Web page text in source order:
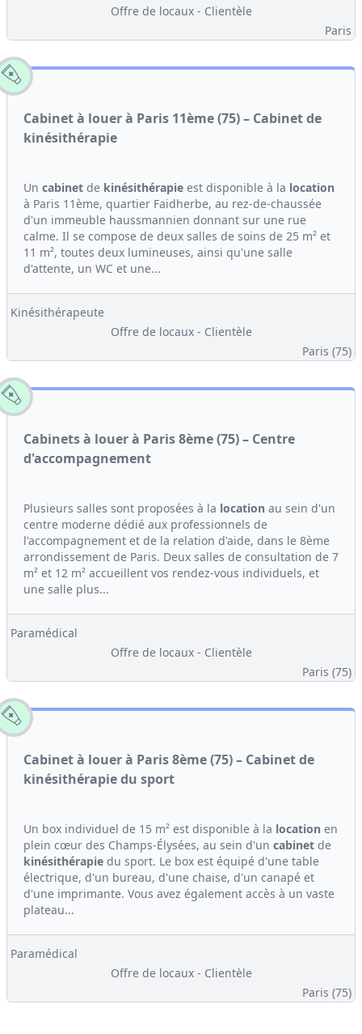
Offre de locaux - Clientèle
Paris
Cabinet à louer à Paris 11ème (75) – Cabinet de
kinésithérapie
Un cabinet de kinésithérapie est disponible à la location
à Paris 11ème, quartier Faidherbe, au rez-de-chaussée
d'un immeuble haussmannien donnant sur une rue
calme. Il se compose de deux salles de soins de 25 m² et
11 m², toutes deux lumineuses, ainsi qu'une salle
d'attente, un WC et une...
Kinésithérapeute
Offre de locaux - Clientèle
Paris (75)
Cabinets à louer à Paris 8ème (75) – Centre
d'accompagnement
Plusieurs salles sont proposées à la location au sein d'un
centre moderne dédié aux professionnels de
l'accompagnement et de la relation d'aide, dans le 8ème
arrondissement de Paris. Deux salles de consultation de 7
m² et 12 m² accueillent vos rendez-vous individuels, et
une salle plus...
Paramédical
Offre de locaux - Clientèle
Paris (75)
Cabinet à louer à Paris 8ème (75) – Cabinet de
kinésithérapie du sport
Un box individuel de 15 m² est disponible à la location en
plein cœur des Champs-Élysées, au sein d'un cabinet de
kinésithérapie du sport. Le box est équipé d'une table
électrique, d'un bureau, d'une chaise, d'un canapé et
d'une imprimante. Vous avez également accès à un vaste
plateau...
Paramédical
Offre de locaux - Clientèle
Paris (75)